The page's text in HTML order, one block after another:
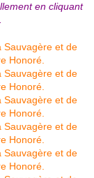
en cliquant